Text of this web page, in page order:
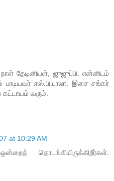
தேடினியள், ஜுஜுப்பி. என்னிடம்
பாடியவர் எஸ்.பி.பாலா. இசை சங்கர்
வரும்.
at 10:29 AM
தொடங்கியிருக்கிறீர்கள்.